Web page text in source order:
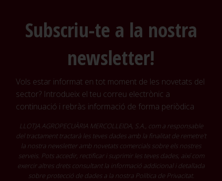
Subscriu-te a la nostra
newsletter!
Vols estar informat en tot moment de les novetats del
sector? Introdueix el teu correu electrònic a
continuació i rebràs informació de forma periòdica
LLOTJA AGROPECUÀRIA MERCOLLEIDA, S.A., com a responsable
del tractament tractarà les teves dades amb la finalitat de remetre't
la nostra newsletter amb novetats comercials sobre els nostres
serveis. Pots accedir, rectificar i suprimir les teves dades, així com
exercir altres drets consultant la informació addicional i detallada
sobre protecció de dades a la nostra Política de Privacitat.